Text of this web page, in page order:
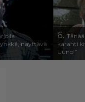
näyttävä
6.
karahti
Uuno!”